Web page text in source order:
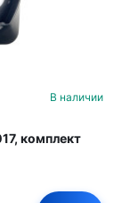
В наличии
комплект